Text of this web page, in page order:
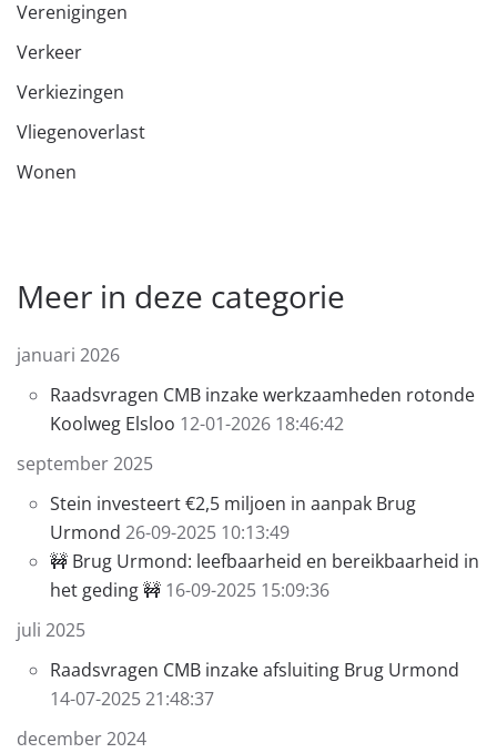
Verenigingen
Verkeer
Verkiezingen
Vliegenoverlast
Wonen
Meer in deze categorie
januari 2026
Raadsvragen CMB inzake werkzaamheden rotonde
Koolweg Elsloo 12-01-2026 18:46:42
september 2025
Stein investeert €2,5 miljoen in aanpak Brug
Urmond 26-09-2025 10:13:49
🚧 Brug Urmond: leefbaarheid en bereikbaarheid in
het geding 🚧 16-09-2025 15:09:36
juli 2025
Raadsvragen CMB inzake afsluiting Brug Urmond
14-07-2025 21:48:37
december 2024